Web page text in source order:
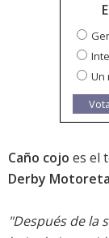
Un
Caño cojo es el
Derby
"Después de la